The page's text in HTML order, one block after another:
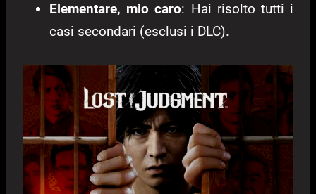
Elementare, mio caro: Hai risolto tutti i
casi secondari (esclusi i DLC).